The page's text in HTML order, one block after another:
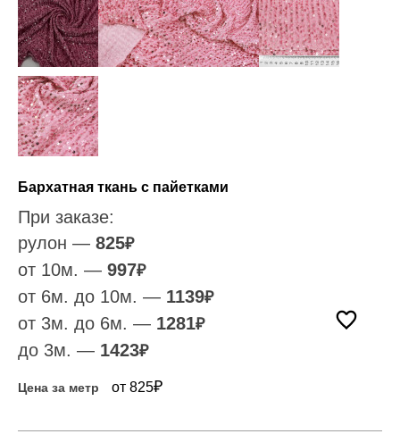
Бархатная ткань с пайетками
При заказе:
рулон — 825₽
от 10м. — 997₽
от 6м. до 10м. — 1139₽
от 3м. до 6м. — 1281₽
до 3м. — 1423₽
Цена за метр от 825₽